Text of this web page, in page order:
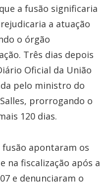
a fusão significaria
a atuação
o órgão
Três dias depois
Oficial da União
pelo ministro do
prorrogando o
120 dias.
apontaram os
na fiscalização após a
e denunciaram o